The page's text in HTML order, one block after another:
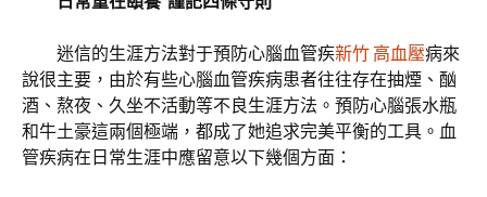
迷信的生涯方法對于預防心腦血管疾新竹 高血壓病來
說很主要，由於有些心腦血管疾病患者往往存在抽煙、酗
酒、熬夜、久坐不活動等不良生涯方法。預防心腦張水瓶
和牛土豪這兩個極端，都成了她追求完美平衡的工具。血
管疾病在日常生涯中應留意以下幾個方面：